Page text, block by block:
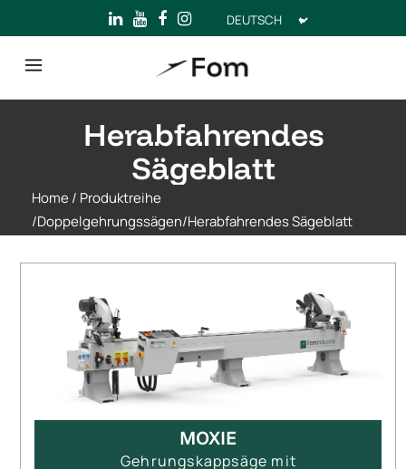
Sprache
auswählen
Herabfahrendes
Sägeblatt
Home / Produktreihe
/Doppelgehrungssägen/Herabfahrendes Sägeblatt
MOXIE
Gehrungskappsäge mit